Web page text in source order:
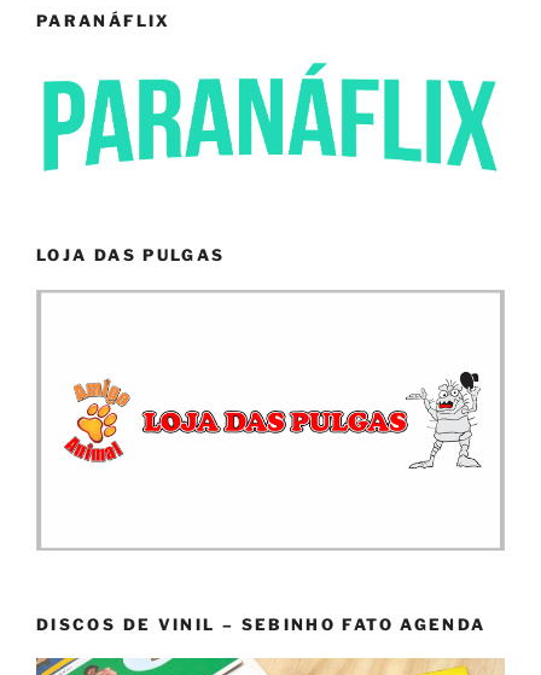
PARANÁFLIX
LOJA DAS PULGAS
DISCOS DE VINIL – SEBINHO FATO AGENDA